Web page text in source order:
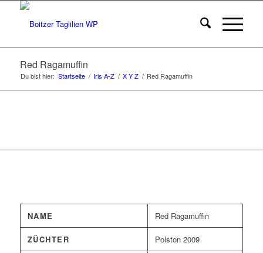
Red Ragamuffin
Du bist hier: Startseite / Iris A-Z / X Y Z / Red Ragamuffin
NAME Red Ragamuffin
ZÜCHTER Polston 2009